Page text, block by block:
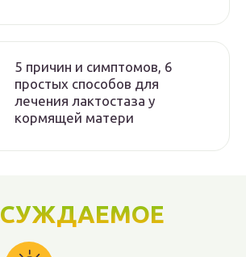
5 причин и симптомов, 6
простых способов для
лечения лактостаза у
кормящей матери